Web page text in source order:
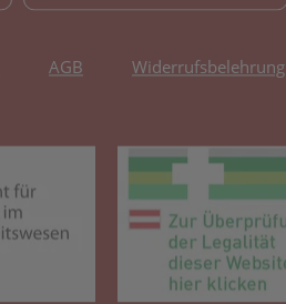
AGB Widerrufsbelehrung
(öffnet in neuem Tab)